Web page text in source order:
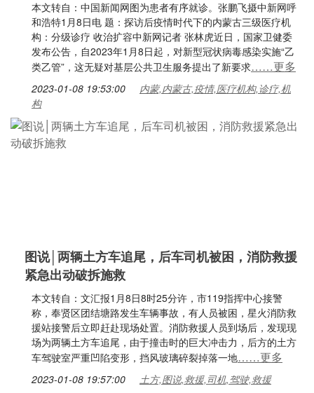
本文转自：中国新闻网图为患者有序就诊。张鹏飞摄中新网呼
和浩特1月8日电 题：探访后疫情时代下的内蒙古三级医疗机
构：分级诊疗 收治扩容中新网记者 张林虎近日，国家卫健委
发布公告，自2023年1月8日起，对新型冠状病毒感染实施“乙
类乙管”，这无疑对基层公共卫生服务提出了新要求……更多
2023-01-08 19:53:00
内蒙,内蒙古,疫情,医疗机构,诊疗,机
构
图说│两辆土方车追尾，后车司机被困，消防救援
紧急出动破拆施救
本文转自：文汇报1月8日8时25分许，市119指挥中心接警
称，奉贤区团结塘路发生车辆事故，有人员被困，星火消防救
援站接警后立即赶赴现场处置。消防救援人员到场后，发现现
场为两辆土方车追尾，由于撞击时的巨大冲击力，后方的土方
车驾驶室严重凹陷变形，挡风玻璃碎裂掉落一地……更多
2023-01-08 19:57:00 土方,图说,救援,司机,驾驶,救援